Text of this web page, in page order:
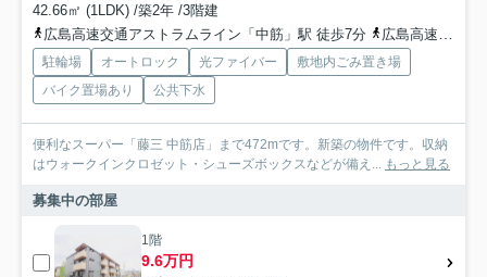
42.66㎡ (1LDK) /築2年 /3階建
広島高速交通アストラムライン「中筋」駅 徒歩7分
広島高速交通アストラムライン「西原」駅 徒歩16分
駐輪場 オートロック 光ファイバー
敷地内ごみ置き場
バイク置場あり
公共下水
便利なスーパー「藤三 中筋店」まで472mです。新築の物件です。収納
はウォークインクロゼット・シューズボックスなどが備え... もっと見る
募集中の部屋
1階
9.6万円